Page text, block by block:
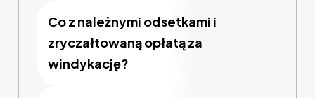
Co z należnymi odsetkami i
zryczałtowaną opłatą za
windykację?